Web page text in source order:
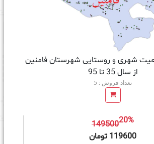
شهری و روستایی شهرستان فامنین
از سال 35 تا 95
تعداد فروش : 5
14950020%
119600 تومان